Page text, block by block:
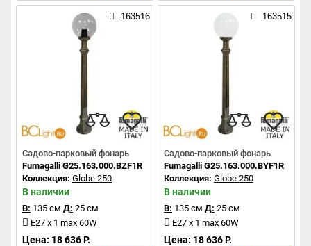
163516
Садово-парковый фонарь
Fumagalli G25.163.000.BZF1R
Коллекция: Globe 250
В наличии
В: 135 см Д: 25 см
E27 x 1 max 60W
Цена: 18 636 Р.
163515
Садово-парковый фонарь
Fumagalli G25.163.000.BYF1R
Коллекция: Globe 250
В наличии
В: 135 см Д: 25 см
E27 x 1 max 60W
Цена: 18 636 Р.